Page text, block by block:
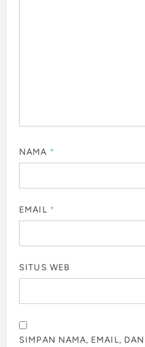
NAMA *
EMAIL *
SITUS WEB
SIMPAN NAMA, EMAIL,